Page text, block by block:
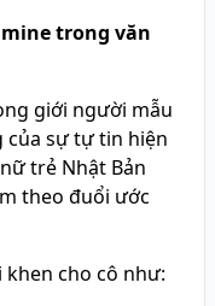
trong văn
giới người mẫu
của sự tự tin hiện
trẻ Nhật Bản
theo đuổi ước
khen cho cô như: